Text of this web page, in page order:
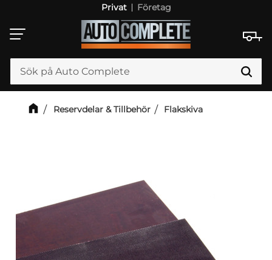
Meny
Privat Företag
Reservdelar & Tillbehör Flakskiva